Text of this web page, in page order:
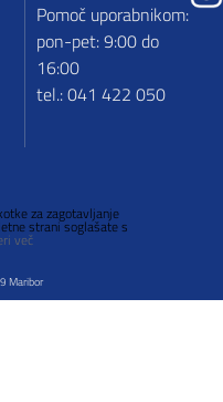
Pomoč uporabnikom:
pon-pet: 9:00 do
16:00
tel.: 041 422 050
za zagotavljanje
strani soglašate s
več
Maribor